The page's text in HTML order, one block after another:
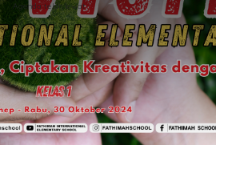
Agenda telah lewat